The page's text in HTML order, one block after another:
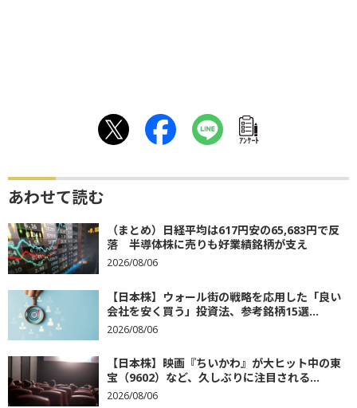
ｱﾝｹｰﾄ
あわせて読む
（まとめ）日経平均は617円安の65,683円で反
落 半導体株に売りも好業績銘柄が支え
2026/08/06
【日本株】ウォール街の戦略を応用した「良い
会社を安く買う」投資法、参考銘柄15選...
2026/08/06
【日本株】映画『ちいかわ』が大ヒット中の東
宝（9602）など、久しぶりに注目される...
2026/08/06